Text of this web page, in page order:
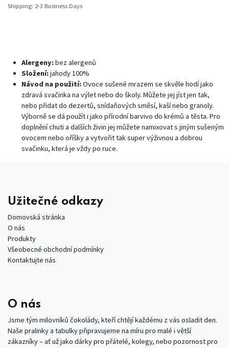
Shipping: 2-3 Business Days
Alergeny:bez alergenů
Složení:jahody 100%
Návod na použití:Ovoce sušené mrazem se skvěle hodí jako
zdravá svačinka na výlet nebo do školy. Můžete jej jíst jen tak,
nebo přidat do dezertů, snídaňových směsí, kaší nebo granoly.
Výborně se dá použít i jako přírodní barvivo do krémů a těsta. Pro
doplnění chuti a dalších živin jej můžete namixovat s jiným sušeným
ovocem nebo oříšky a vytvořit tak super výživnou a dobrou
svačinku, která je vždy po ruce.
Užitečné odkazy
Domovská stránka
O nás
Produkty
Všeobecné obchodní podmínky
Kontaktujte nás
O nás
Jsme tým milovníků čokolády, kteří chtějí každému z vás osladit den.
Naše pralinky a tabulky připravujeme na míru pro malé i větší
zákazníky – ať už jako dárky pro přátelé, kolegy, nebo pozornost pro